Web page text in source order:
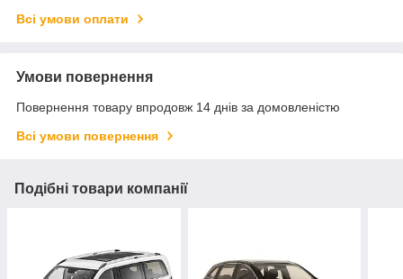
Всі умови оплати
Умови повернення
Повернення товару впродовж 14 днів за домовленістю
Всі умови повернення
Подібні товари компанії